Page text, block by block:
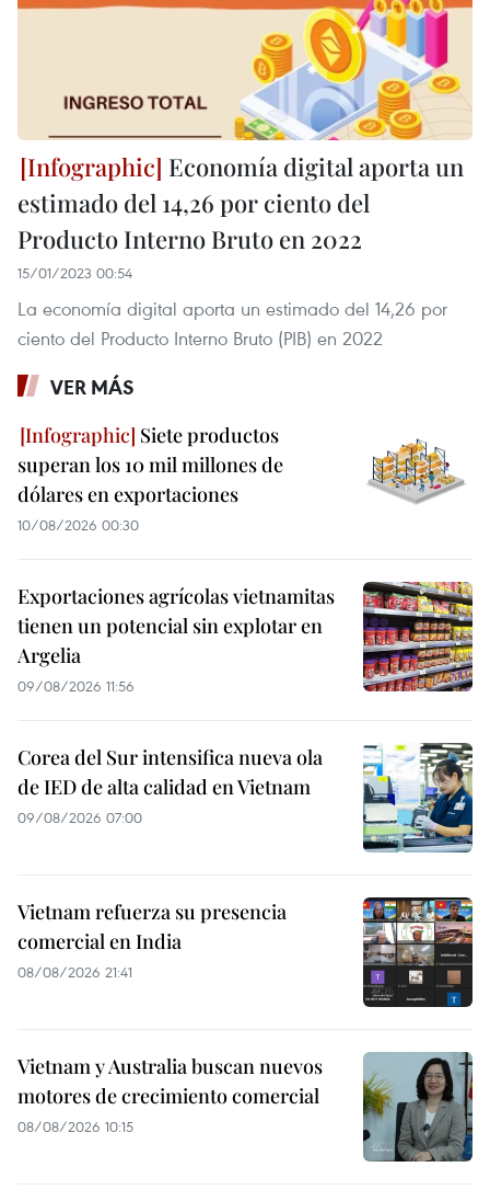
Economía digital aporta un
estimado del 14,26 por ciento del
Producto Interno Bruto en 2022
15/01/2023 00:54
La economía digital aporta un estimado del 14,26 por
ciento del Producto Interno Bruto (PIB) en 2022
VER MÁS
Siete productos
superan los 10 mil millones de
dólares en exportaciones
10/08/2026 00:30
Exportaciones agrícolas vietnamitas
tienen un potencial sin explotar en
Argelia
09/08/2026 11:56
Corea del Sur intensifica nueva ola
de IED de alta calidad en Vietnam
09/08/2026 07:00
Vietnam refuerza su presencia
comercial en India
08/08/2026 21:41
Vietnam y Australia buscan nuevos
motores de crecimiento comercial
08/08/2026 10:15